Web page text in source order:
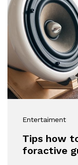
Entertaiment
Tips how
foractive